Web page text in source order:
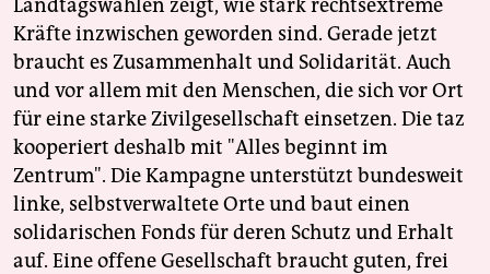
Landtagswahlen zeigt, wie stark rechtsextreme
Kräfte inzwischen geworden sind. Gerade jetzt
braucht es Zusammenhalt und Solidarität. Auch
und vor allem mit den Menschen, die sich vor Ort
für eine starke Zivilgesellschaft einsetzen. Die taz
kooperiert deshalb mit "Alles beginnt im
Zentrum". Die Kampagne unterstützt bundesweit
linke, selbstverwaltete Orte und baut einen
solidarischen Fonds für deren Schutz und Erhalt
auf. Eine offene Gesellschaft braucht guten, frei